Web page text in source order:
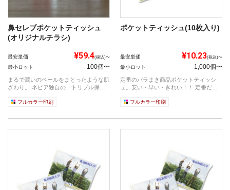
鼻セレブポケットティッシュ
(オリジナルチラシ)
最安単価 ¥59.4(税込)〜
最小ロット 100個〜
まるで潤いのベールをまとったような肌
ざわり。 ネピア独自の「トリプル保
フルカラー印刷
ポケットティッシュ(10枚入り)
最安単価 ¥10.23(税込)〜
最小ロット 1,000個〜
定番のバラまき商品ポケットティッシ
ュ。安い・早い・きれい！！ 定番だか
フルカラー印刷